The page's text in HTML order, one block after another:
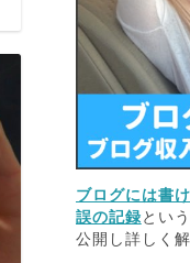
ブログには書
誤の記録とい
公開し詳しく